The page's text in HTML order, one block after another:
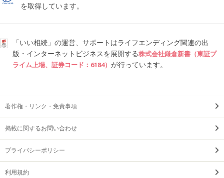
を取得しています。
「いい相続」の運営、サポートはライフエンディング関連の出
版・インターネットビジネスを展開する株式会社鎌倉新書（東証プ
ライム上場、証券コード：6184） が行っています。
著作権・リンク・免責事項
掲載に関するお問い合わせ
プライバシーポリシー
利用規約